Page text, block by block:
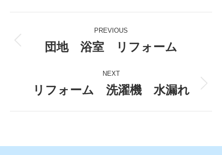
navigation
PREVIOUS
Previous
団地 浴室 リフォーム
NEXT
Next
リフォーム 洗濯機 水漏れ